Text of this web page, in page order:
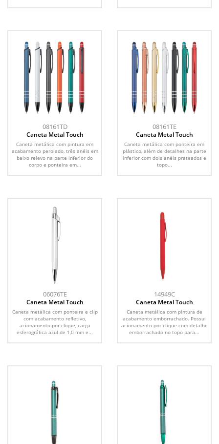
08161TD
Caneta Metal Touch
Caneta metálica com pintura em
acabamento perolado, três anéis em
baixo relevo na parte inferior do
corpo e ponteira em...
08161TE
Caneta Metal Touch
Caneta metálica com ponteira em
plástico, além de detalhes na parte
inferior com dois anéis prateados e
topo...
06076TE
Caneta Metal Touch
Caneta metálica com ponteira e clip
com acabamento refletivo,
acionamento por clique, carga
esferográfica azul de 1,0 mm e...
14949C
Caneta Metal Touch
Caneta metálica com pintura de
acabamento emborrachado. Possui
acionamento por clique com detalhe
emborrachado no topo para...